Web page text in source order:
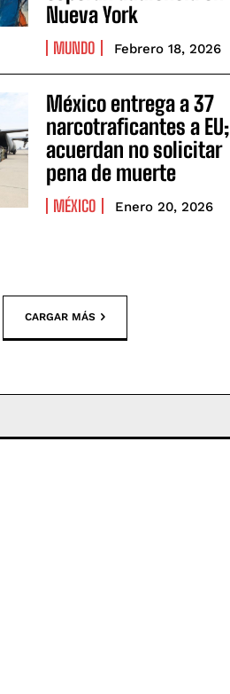
Nueva York
MUNDO Febrero 18, 2026
México entrega a 37
narcotraficantes a EU;
acuerdan no solicitar
pena de muerte
MÉXICO Enero 20, 2026
CARGAR MÁS